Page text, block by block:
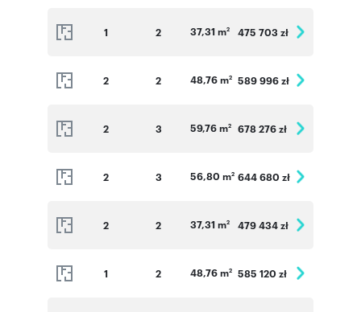
1 2 37,31 m2 475 703 zł
2 2 48,76 m2 589 996 zł
2 3 59,76 m2 678 276 zł
2 3 56,80 m2 644 680 zł
2 2 37,31 m2 479 434 zł
1 2 48,76 m2 585 120 zł